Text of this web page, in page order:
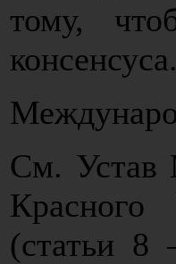
тому,
консенсуса.
См. Устав
(статьи 8